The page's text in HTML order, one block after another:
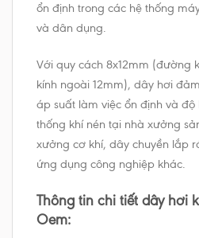
ổn định trong các hệ thống
và dân dụng.
Với quy cách 8x12mm (đường
kính ngoài 12mm), dây hơi
áp suất làm việc ổn định và
thống khí nén tại nhà xưởng
xưởng cơ khí, dây chuyền lắp
ứng dụng công nghiệp khác.
Thông tin chi tiết dây hơi
Oem: